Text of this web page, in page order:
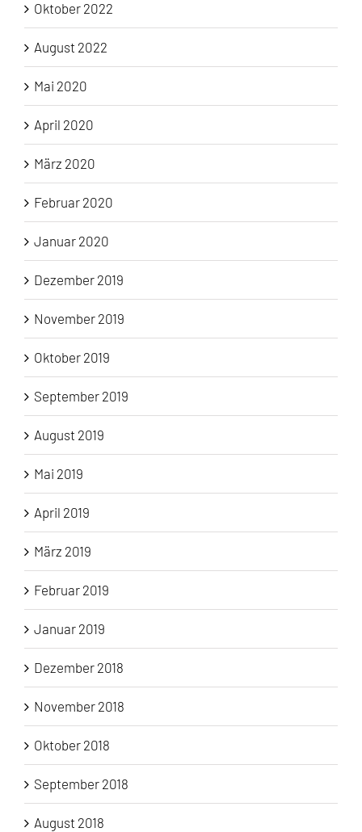
Oktober 2022
August 2022
Mai 2020
April 2020
März 2020
Februar 2020
Januar 2020
Dezember 2019
November 2019
Oktober 2019
September 2019
August 2019
Mai 2019
April 2019
März 2019
Februar 2019
Januar 2019
Dezember 2018
November 2018
Oktober 2018
September 2018
August 2018